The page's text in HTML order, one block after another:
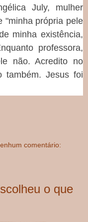
July, mulher
"minha própria pele
minha existência,
professora,
não. Acredito no
também. Jesus foi
comentário:
o que